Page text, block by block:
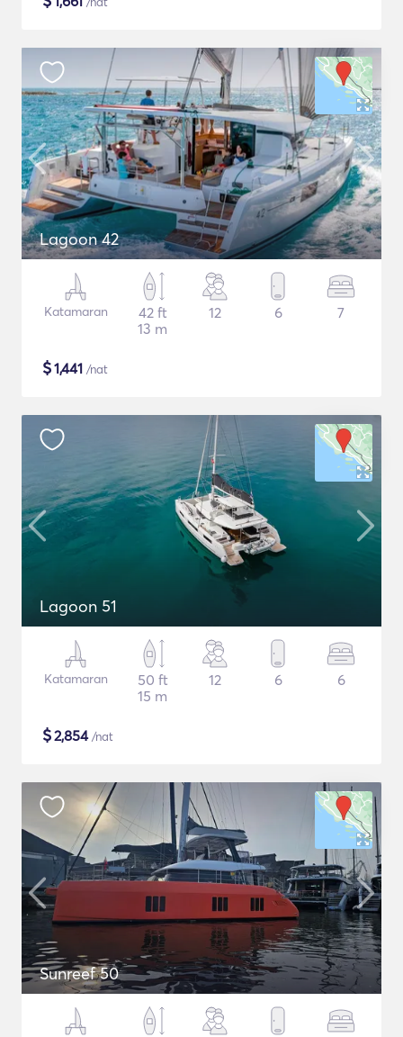
Lagoon 42
Katamaran
42 ft
13 m
12 6 7
$1,441 /nat
Lagoon 51
Katamaran
50 ft
15 m
12 6 6
$2,854/nat
Sunreef 50